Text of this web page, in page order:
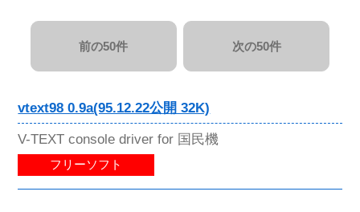
前の50件 次の50件
vtext98 0.9a(95.12.22公開 32K)
V-TEXT console driver for 国民機
フリーソフト